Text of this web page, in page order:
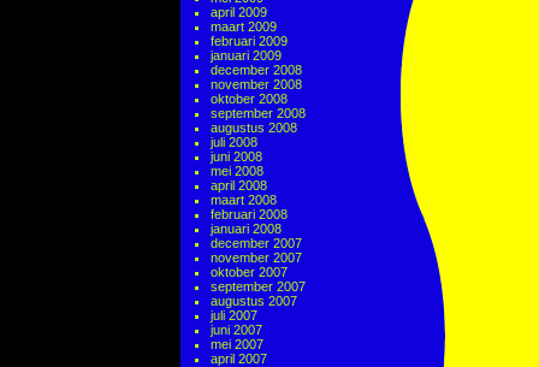
april 2009
maart 2009
februari 2009
januari 2009
december 2008
november 2008
oktober 2008
september 2008
augustus 2008
juli 2008
juni 2008
mei 2008
april 2008
maart 2008
februari 2008
januari 2008
december 2007
november 2007
oktober 2007
september 2007
augustus 2007
juli 2007
juni 2007
mei 2007
april 2007